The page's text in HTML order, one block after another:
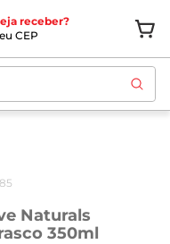
receber?
CEP
Naturals
350ml